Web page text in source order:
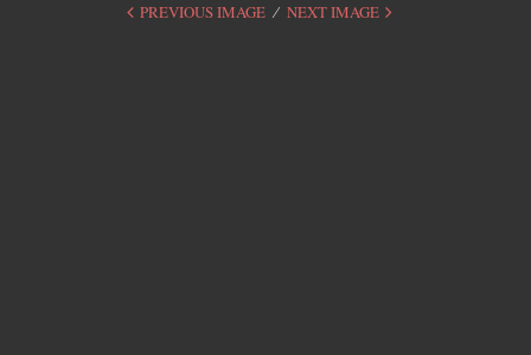
PREVIOUS IMAGE NEXT IMAGE